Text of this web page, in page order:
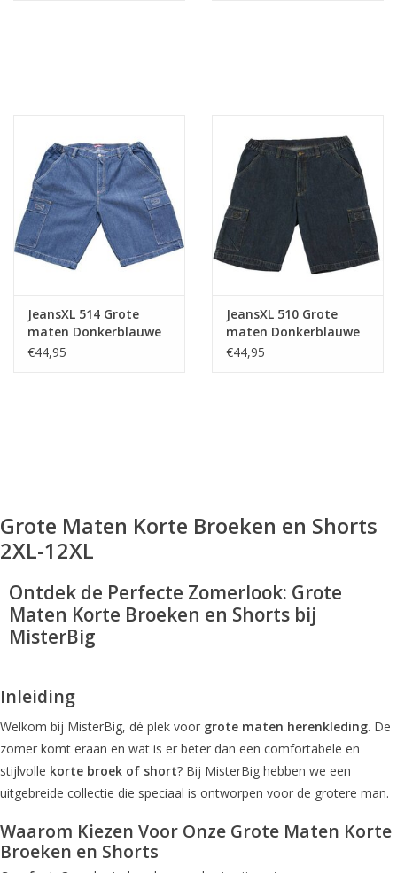
JeansXL 514 Grote
maten Donkerblauwe
Bermuda
€44,95
JeansXL 510 Grote
maten Donkerblauwe
Bermuda
€44,95
Grote Maten Korte Broeken en Shorts
2XL-12XL
Ontdek de Perfecte Zomerlook: Grote
Maten Korte Broeken en Shorts bij
MisterBig
Inleiding
Welkom bij MisterBig, dé plek voor grote maten herenkleding. De
zomer komt eraan en wat is er beter dan een comfortabele en
stijlvolle korte broek of short? Bij MisterBig hebben we een
uitgebreide collectie die speciaal is ontworpen voor de grotere man.
Waarom Kiezen Voor Onze Grote Maten Korte
Broeken en Shorts